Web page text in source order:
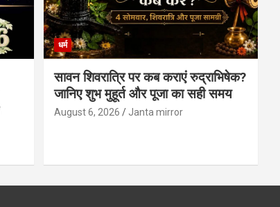
धर्म
सावन शिवरात्रि पर कब कराएं रुद्राभिषेक?
जानिए शुभ मुहूर्त और पूजा का सही समय
August 6, 2026 Janta mirror